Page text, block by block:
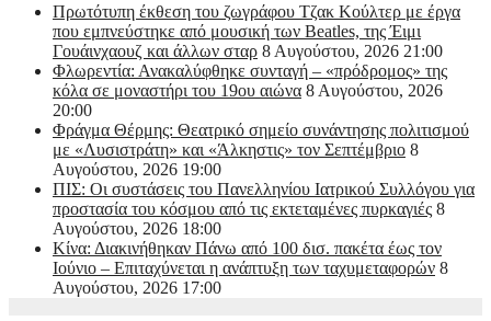
Πρωτότυπη έκθεση του ζωγράφου Τζακ Κούλτερ με έργα
που εμπνεύστηκε από μουσική των Beatles, της Έιμι
Γουάινχαουζ και άλλων σταρ 8 Αυγούστου, 2026 21:00
Φλωρεντία: Ανακαλύφθηκε συνταγή – «πρόδρομος» της
κόλα σε μοναστήρι του 19ου αιώνα 8 Αυγούστου, 2026
20:00
Φράγμα Θέρμης: Θεατρικό σημείο συνάντησης πολιτισμού
με «Λυσιστράτη» και «Άλκηστις» τον Σεπτέμβριο 8
Αυγούστου, 2026 19:00
ΠΙΣ: Οι συστάσεις του Πανελληνίου Ιατρικού Συλλόγου για
προστασία του κόσμου από τις εκτεταμένες πυρκαγιές 8
Αυγούστου, 2026 18:00
Κίνα: Διακινήθηκαν Πάνω από 100 δισ. πακέτα έως τον
Ιούνιο – Επιταχύνεται η ανάπτυξη των ταχυμεταφορών 8
Αυγούστου, 2026 17:00